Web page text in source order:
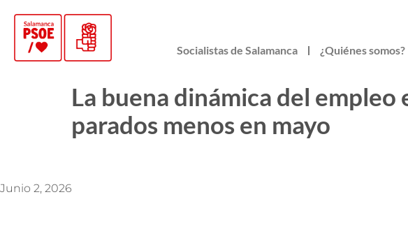
Socialistas de Salamanca ¿Quiénes somos?
La buena dinámica del empleo
parados menos en mayo
Junio 2, 2026